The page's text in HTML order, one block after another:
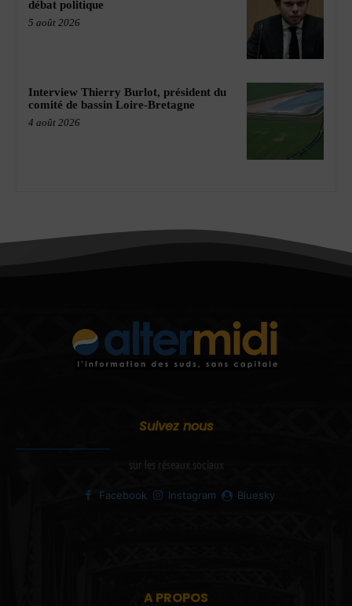
débat politique
5 août 2026
Interview Thierry Burlot, président du
comité de bassin Loire-Bretagne
4 août 2026
Suivez nous
sur les réseaux sociaux
Facebook Instagram Bluesky
A PROPOS